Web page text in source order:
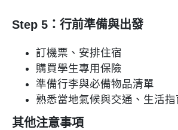
Step 5：行前準備與出發
訂機票、安排住宿
購買學生專用保險
準備行李與必備物品清單
熟悉當地氣候與交通、生活指
其他注意事項